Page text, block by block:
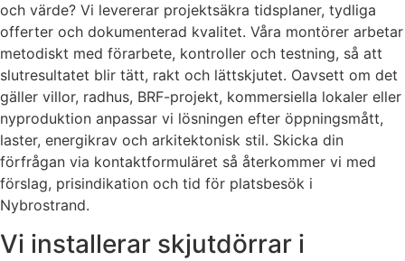
och värde? Vi levererar projektsäkra tidsplaner, tydliga
offerter och dokumenterad kvalitet. Våra montörer arbetar
metodiskt med förarbete, kontroller och testning, så att
slutresultatet blir tätt, rakt och lättskjutet. Oavsett om det
gäller villor, radhus, BRF-projekt, kommersiella lokaler eller
nyproduktion anpassar vi lösningen efter öppningsmått,
laster, energikrav och arkitektonisk stil. Skicka din
förfrågan via kontaktformuläret så återkommer vi med
förslag, prisindikation och tid för platsbesök i
Nybrostrand.
Vi installerar skjutdörrar i